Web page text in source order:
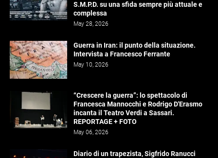
S.M.P.D. su una sfida sempre più attuale e
complessa
May 28, 2026
Guerra in Iran: il punto della situazione.
Intervista a Francesco Ferrante
May 10, 2026
“Crescere la guerra”: lo spettacolo di
Francesca Mannocchi e Rodrigo D'Erasmo
incanta il Teatro Verdi a Sassari.
REPORTAGE + FOTO
May 06, 2026
Diario di un trapezista, Sigfrido Ranucci